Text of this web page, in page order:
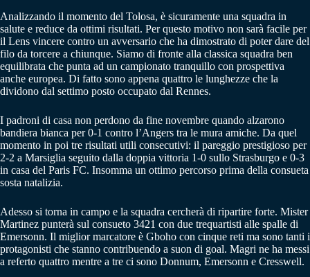
Analizzando il momento del Tolosa, è sicuramente una squadra in
salute e reduce da ottimi risultati. Per questo motivo non sarà facile per
il Lens vincere contro un avversario che ha dimostrato di poter dare del
filo da torcere a chiunque. Siamo di fronte alla classica squadra ben
equilibrata che punta ad un campionato tranquillo con prospettiva
anche europea. Di fatto sono appena quattro le lunghezze che la
dividono dal settimo posto occupato dal Rennes.
I padroni di casa non perdono da fine novembre quando alzarono
bandiera bianca per 0-1 contro l’Angers tra le mura amiche. Da quel
momento in poi tre risultati utili consecutivi: il pareggio prestigioso per
2-2 a Marsiglia seguito dalla doppia vittoria 1-0 sullo Strasburgo e 0-3
in casa del Paris FC. Insomma un ottimo percorso prima della consueta
sosta natalizia.
Adesso si torna in campo e la squadra cercherà di ripartire forte. Mister
Martinez punterà sul consueto 3421 con due trequartisti alle spalle di
Emersonn. Il miglior marcatore è Gboho con cinque reti ma sono tanti i
protagonisti che stanno contribuendo a suon di goal. Magri ne ha messi
a referto quattro mentre a tre ci sono Donnum, Emersonn e Cresswell.